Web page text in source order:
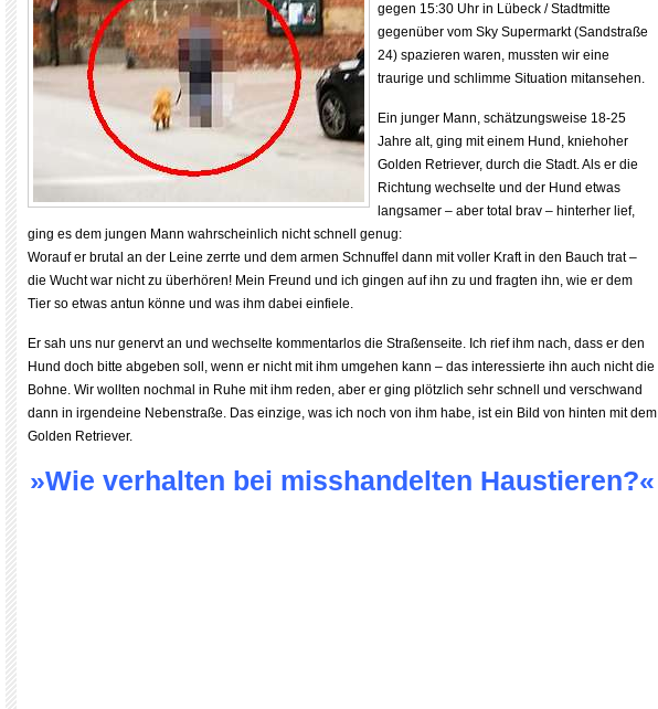
gegen 15:30 Uhr in Lübeck / Stadtmitte
gegenüber vom Sky Supermarkt (Sandstraße
24) spazieren waren, mussten wir eine
traurige und schlimme Situation mitansehen.
Ein junger Mann, schätzungsweise 18-25
Jahre alt, ging mit einem Hund, kniehoher
Golden Retriever, durch die Stadt. Als er die
Richtung wechselte und der Hund etwas
langsamer – aber total brav – hinterher lief,
ging es dem jungen Mann wahrscheinlich nicht schnell genug:
Worauf er brutal an der Leine zerrte und dem armen Schnuffel dann mit voller Kraft in den Bauch trat –
die Wucht war nicht zu überhören! Mein Freund und ich gingen auf ihn zu und fragten ihn, wie er dem
Tier so etwas antun könne und was ihm dabei einfiele.
Er sah uns nur genervt an und wechselte kommentarlos die Straßenseite. Ich rief ihm nach, dass er den
Hund doch bitte abgeben soll, wenn er nicht mit ihm umgehen kann – das interessierte ihn auch nicht die
Bohne. Wir wollten nochmal in Ruhe mit ihm reden, aber er ging plötzlich sehr schnell und verschwand
dann in irgendeine Nebenstraße. Das einzige, was ich noch von ihm habe, ist ein Bild von hinten mit dem
Golden Retriever.
»Wie verhalten bei misshandelten Haustieren?«